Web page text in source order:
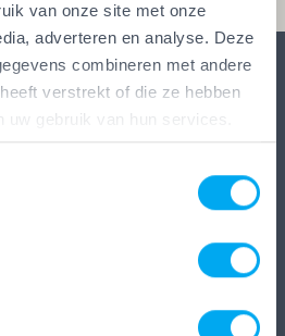
van onze site met onze
adverteren en analyse. Deze
combineren met andere
verstrekt of die ze hebben
uw gebruik van hun services.